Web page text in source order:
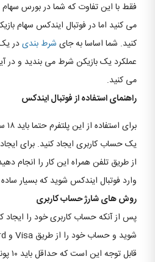
فقط با این تفاوت که شما در بورس
می کنید اما در فوتبال ایندکس سهام
کنید. شما اساسا به جای شرط بندیدر
عملکرد یک بازیکن شرط می بندید و در
می کنید.
راهنمای استفاده از فوتبال ایندکس
یک حساب کاربری ایجاد کنید. برای
از طریق تلفن همراه این کار را انجام
وارد فوتبال ایندکس شوید که بسیار
روش های شارژ حساب کاربری
پس از آنکه حساب کاربری خود را ایجاد